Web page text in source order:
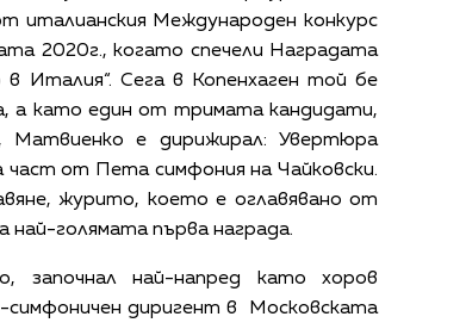
италианския Международен конкурс
2020г., когато спечели Наградата
Италия“. Сега в Копенхаген той бе
а като един от тримата кандидати,
Матвиенко е дирижирал: Увертюра
част от Пета симфония на Чайковски.
журито, което е оглавявано от
най-голямата първа награда.
започнал най-напред като хоров
симфоничен диригент в Московската